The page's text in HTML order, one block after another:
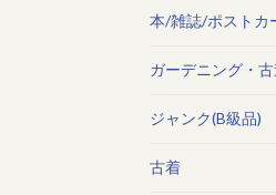
本/雑誌/ポストカ
ガーデニング・
ジャンク(B級品)
古着